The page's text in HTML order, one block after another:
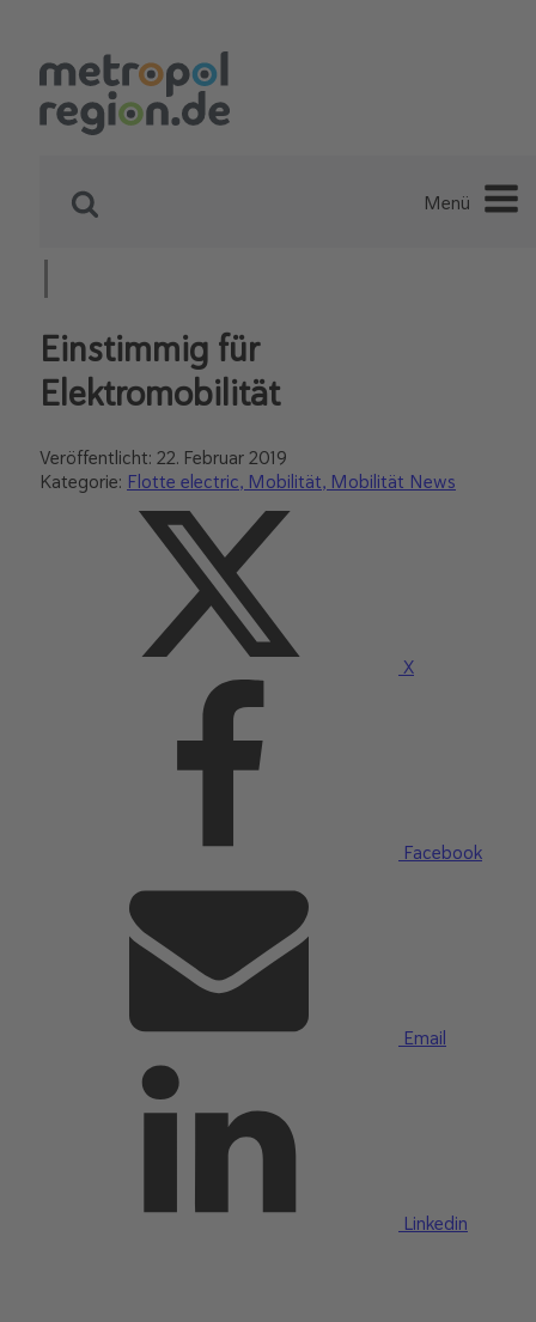
Menü
Einstimmig für
Elektromobilität
Veröffentlicht: 22. Februar 2019
Kategorie: Flotte electric Mobilität Mobilität News
X
Facebook
Email
Linkedin